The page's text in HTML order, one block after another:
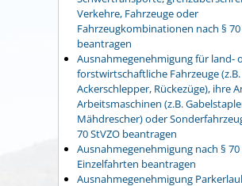
Verkehre, Fahrzeuge oder
Fahrzeugkombinationen nach § 70
beantragen
Ausnahmegenehmigung für land-
forstwirtschaftliche Fahrzeuge (z.B.
Ackerschlepper, Rückezüge), ihre
Arbeitsmaschinen (z.B.
Mähdrescher) oder
70 StVZO beantragen
Ausnahmegenehmigung nach § 70
Einzelfahrten beantragen
Ausnahmegenehmigung